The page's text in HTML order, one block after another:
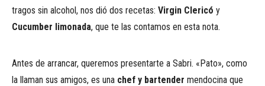
tragos sin alcohol, nos dió dos recetas: Virgin Clericó y
Cucumber limonada, que te las contamos en esta nota.
Antes de arrancar, queremos presentarte a Sabri. «Pato», como
la llaman sus amigos, es una chef y bartender mendocina que